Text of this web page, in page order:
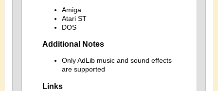
Amiga
Atari ST
DOS
Additional Notes
Only AdLib music and sound effects
are supported
Links